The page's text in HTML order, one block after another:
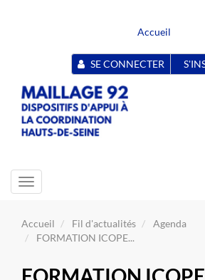
Accueil
SE CONNECTER
Toggle
navigation
Accueil Fil d'actualités
Agenda
FORMATION ICOPE...